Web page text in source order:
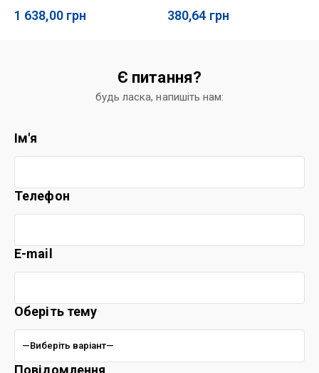
1 638,00 грн 380,64 грн
Є питання?
будь ласка, напишіть нам:
Ім'я
Телефон
E-mail
Оберіть тему
Повідомлення